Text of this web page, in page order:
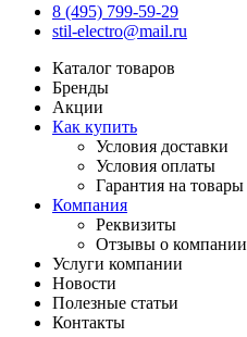
8 (495) 799-59-29
stil-electro@mail.ru
Каталог товаров
Бренды
Акции
Как купить
Условия доставки
Условия оплаты
Гарантия на товары
Компания
Реквизиты
Отзывы о компании
Услуги компании
Новости
Полезные статьи
Контакты